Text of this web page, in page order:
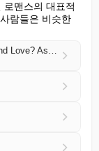
맨스의 대표적
람들은 비슷한
Can ‘Chalant’ Dating Help More People Find Love? Ask Taylor and Travis.